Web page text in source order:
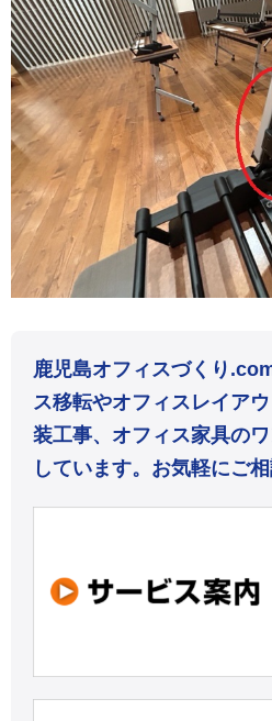
鹿児島オフィスづくり
ス移転やオフィスレイア
装工事、オフィス家具の
しています。お気軽にご相